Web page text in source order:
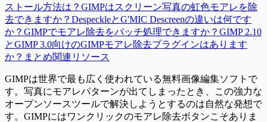
ストール方法は？ GIMPはスクリーン写真の虹色モアレを除
去できますか？ DespeckleとG'MIC Descreenの違いは何です
か？ GIMPでモアレ除去をバッチ処理できますか？ GIMP 2.10
とGIMP 3.0向けのGIMPモアレ除去プラグインはあります
か？ まとめ関連リソース
GIMPは世界で最も広く使われている無料画像編集ソフトで
す。写真にモアレパターンが出てしまったとき、この強力な
オープンソースツールで解決しようとするのは自然な発想で
す。GIMPにはワンクリックのモアレ除去ボタンこそありま